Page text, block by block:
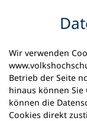
Wir verwenden
Betrieb der Seite
hinaus können Sie
können die
Cookies direkt
Die vhs
Wie werde ich
Wie